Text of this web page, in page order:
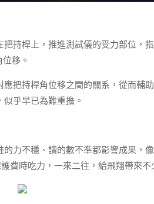
持桿上，推進測試儀的受力部位，
移。
把持桿角位移之間的關系，從而輔
乎早已為難重擔。
力不穩、讀的數不準都影響成果，
費時吃力，一來二往，給飛翔帶來不